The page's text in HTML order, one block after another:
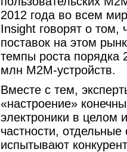
2012 года во всем
Insight говорят о
поставок на этом
темпы роста порядка
млн M2M-устройств.
Вместе с тем,
«настроение»
электроники в целом
частности,
испытывают